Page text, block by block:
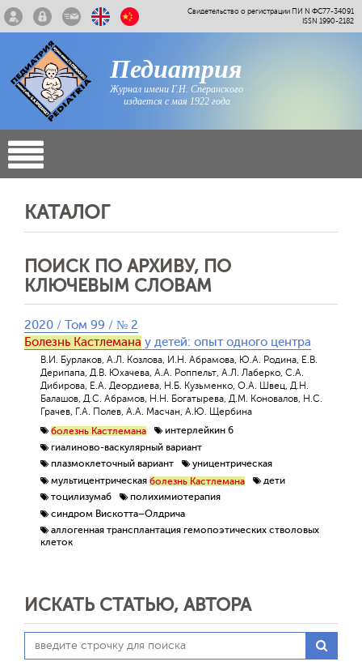
Свидетельство о регистрации ПИ N ФС77-34091
ISSN 1990-2182
Педиатрия
Журнал имени Г.Н. Сперанского
издается с мая 1922 года
КАТАЛОГ
ПОИСК ПО АРХИВУ, ПО
КЛЮЧЕВЫМ СЛОВАМ
2020 / Том 99 / № 2
Болезнь Кастлемана у детей: опыт одного центра
В.И. Бурлаков, А.Л. Козлова, И.Н. Абрамова, Ю.А. Родина, Е.В.
Дерипапа, Д.В. Юхачева, А.А. Роппельт, А.Л. Лаберко, С.А.
Дибирова, Е.А. Деордиева, Н.Б. Кузьменко, О.А. Швец, Д.Н.
Балашов, Д.С. Абрамов, Н.Н. Богатырева, Д.М. Коновалов, Н.С.
Грачев, Г.А. Полев, А.А. Масчан, А.Ю. Щербина
болезнь Кастлемана
интерлейкин 6
гиалиново-васкулярный вариант
плазмоклеточный вариант
уницентрическая
мультицентрическая болезнь Кастлемана
дети
тоцилизумаб
полихимиотерапия
синдром Вискотта–Олдрича
аллогенная трансплантация гемопоэтических стволовых
клеток
ИСКАТЬ СТАТЬЮ, АВТОРА